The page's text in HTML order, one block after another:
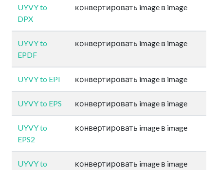
UYVY to
DPX
конвертировать image в image
UYVY to
EPDF
конвертировать image в image
UYVY to EPI конвертировать image в image
UYVY to EPS конвертировать image в image
UYVY to
EPS2
конвертировать image в image
UYVY to
конвертировать image в image